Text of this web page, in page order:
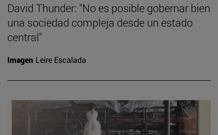
David Thunder: "No es posible gobernar bien
una sociedad compleja desde un estado
central"
Imagen Leire Escalada